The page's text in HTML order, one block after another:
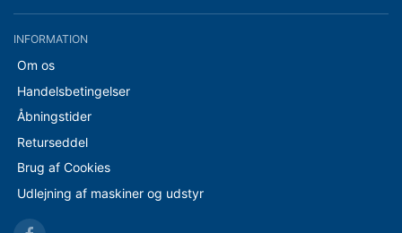
INFORMATION
Om os
Handelsbetingelser
Åbningstider
Returseddel
Brug af Cookies
Udlejning af maskiner og udstyr